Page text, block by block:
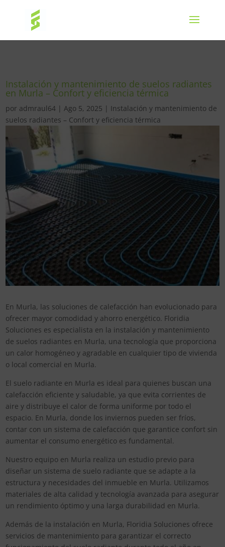
Instalación y mantenimiento de suelos radiantes
en Murla – Confort y eficiencia térmica
por admraul64 |Ago 5, 2025 | Instalación y mantenimiento de
suelos radiantes – Confort y eficiencia térmica
En Murla, las soluciones de calefacción han evolucionado para
ofrecer mayor comodidad y ahorro energético. Floridia
Soluciones es especialista en la instalación y mantenimiento
de suelos radiantes en Murla, una tecnología que proporciona
un calor homogéneo y agradable en cualquier tipo de vivienda
o local comercial en Murla.
El suelo radiante en Murla es ideal para quienes buscan una
calefacción eficiente y saludable, ya que evita corrientes de
aire y distribuye el calor de forma uniforme por todo el
espacio. En Murla, donde los inviernos pueden ser fríos,
contar con un sistema de calefacción que garantice confort sin
aumentar el consumo energético es fundamental.
Nuestro equipo en Murla realiza un estudio previo para
diseñar un sistema de suelo radiante que se adapte a la
estructura y necesidades del inmueble en Murla. Utilizamos
materiales de alta calidad y tecnología avanzada para asegurar
un rendimiento óptimo y una larga durabilidad en Murla.
Además de la instalación en Murla, Floridia Soluciones ofrece
servicios de mantenimiento para garantizar el correcto